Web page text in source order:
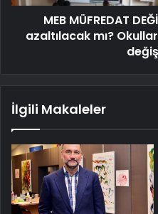
MEB MÜFREDAT
azaltılacak mı?
İlgili Makaleler